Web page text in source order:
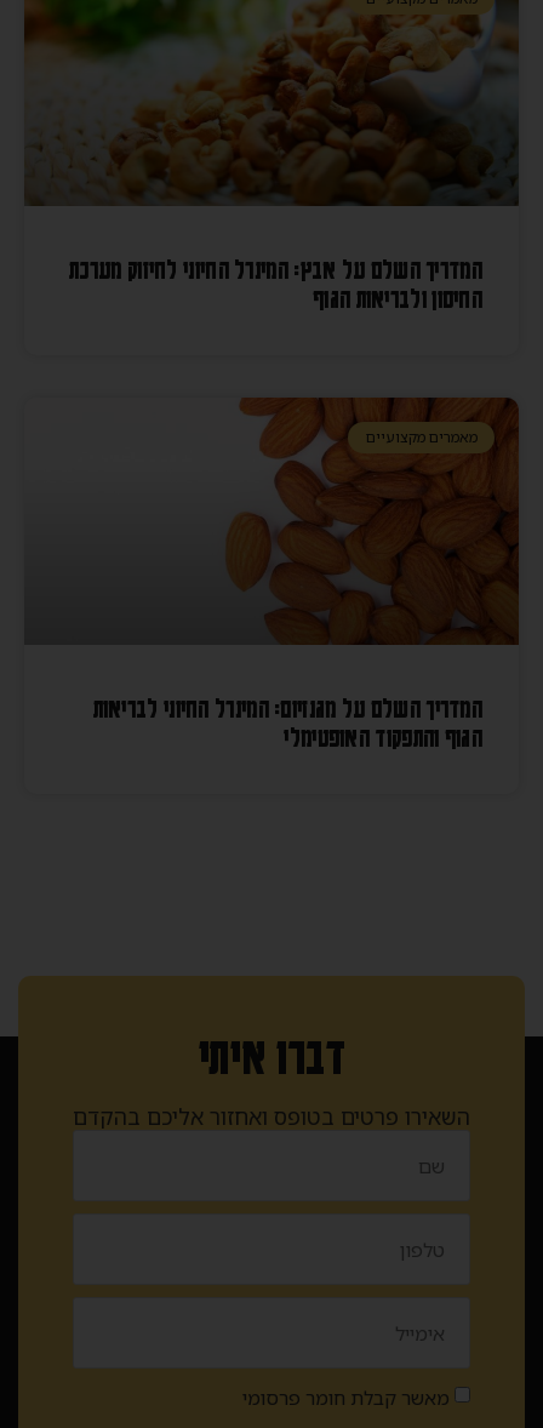
המדריך השלם על אבץ: המינרל החיוני לחיזוק מערכת
החיסון ולבריאות הגוף
מאמרים מקצועיים
המדריך השלם על מגנזיום: המינרל החיוני לבריאות
הגוף והתפקוד האופטימלי
דברו איתי
השאירו פרטים בטופס ואחזור אליכם בהקדם
מאשר קבלת חומר פרסומי